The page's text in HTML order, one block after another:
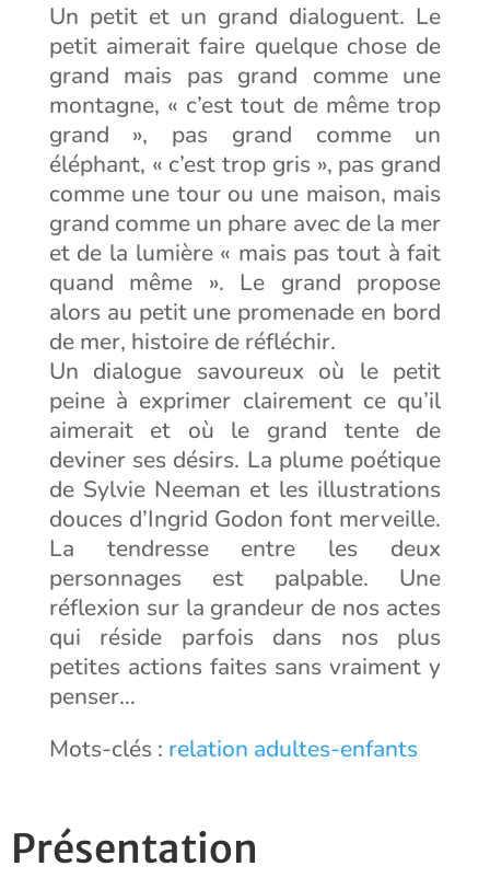
Un petit et un grand dialoguent. Le
petit aimerait faire quelque chose de
grand mais pas grand comme une
montagne, « c’est tout de même trop
grand », pas grand comme un
éléphant, « c’est trop gris », pas grand
comme une tour ou une maison, mais
grand comme un phare avec de la mer
et de la lumière « mais pas tout à fait
quand même ». Le grand propose
alors au petit une promenade en bord
de mer, histoire de réfléchir.
Un dialogue savoureux où le petit
peine à exprimer clairement ce qu’il
aimerait et où le grand tente de
deviner ses désirs. La plume poétique
de Sylvie Neeman et les illustrations
douces d’Ingrid Godon font merveille.
La tendresse entre les deux
personnages est palpable. Une
réflexion sur la grandeur de nos actes
qui réside parfois dans nos plus
petites actions faites sans vraiment y
penser…
Mots-clés : relation adultes-enfants
Présentation